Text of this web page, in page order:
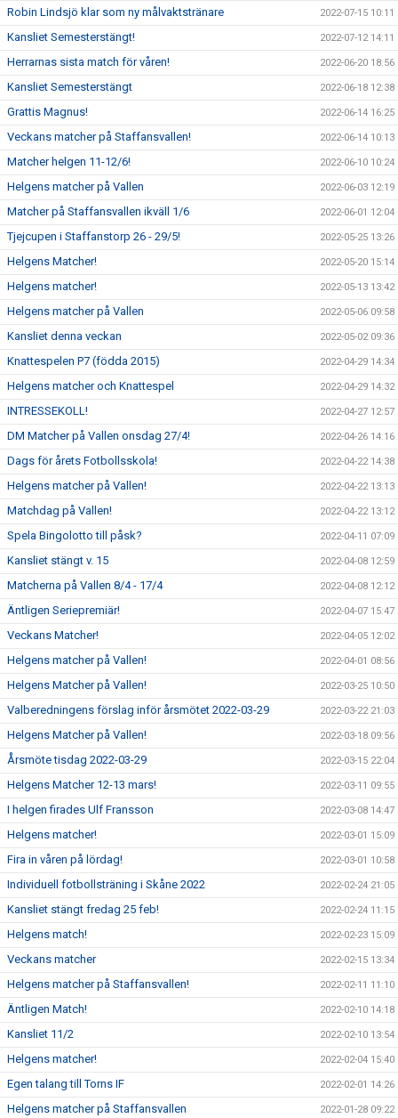
Robin Lindsjö klar som ny målvaktstränare 2022-07-15 10:11
Kansliet Semesterstängt! 2022-07-12 14:11
Herrarnas sista match för våren! 2022-06-20 18:56
Kansliet Semesterstängt 2022-06-18 12:38
Grattis Magnus! 2022-06-14 16:25
Veckans matcher på Staffansvallen! 2022-06-14 10:13
Matcher helgen 11-12/6! 2022-06-10 10:24
Helgens matcher på Vallen 2022-06-03 12:19
Matcher på Staffansvallen ikväll 1/6 2022-06-01 12:04
Tjejcupen i Staffanstorp 26 - 29/5! 2022-05-25 13:26
Helgens Matcher! 2022-05-20 15:14
Helgens matcher! 2022-05-13 13:42
Helgens matcher på Vallen 2022-05-06 09:58
Kansliet denna veckan 2022-05-02 09:36
Knattespelen P7 (födda 2015) 2022-04-29 14:34
Helgens matcher och Knattespel 2022-04-29 14:32
INTRESSEKOLL! 2022-04-27 12:57
DM Matcher på Vallen onsdag 27/4! 2022-04-26 14:16
Dags för årets Fotbollsskola! 2022-04-22 14:38
Helgens matcher på Vallen! 2022-04-22 13:13
Matchdag på Vallen! 2022-04-22 13:12
Spela Bingolotto till påsk? 2022-04-11 07:09
Kansliet stängt v. 15 2022-04-08 12:59
Matcherna på Vallen 8/4 - 17/4 2022-04-08 12:12
Äntligen Seriepremiär! 2022-04-07 15:47
Veckans Matcher! 2022-04-05 12:02
Helgens matcher på Vallen! 2022-04-01 08:56
Helgens Matcher på Vallen! 2022-03-25 10:50
Valberedningens förslag inför årsmötet 2022-03-29 2022-03-22 21:03
Helgens Matcher på Vallen! 2022-03-18 09:56
Årsmöte tisdag 2022-03-29 2022-03-15 22:04
Helgens Matcher 12-13 mars! 2022-03-11 09:55
I helgen firades Ulf Fransson 2022-03-08 14:47
Helgens matcher! 2022-03-01 15:09
Fira in våren på lördag! 2022-03-01 10:58
Individuell fotbollsträning i Skåne 2022 2022-02-24 21:05
Kansliet stängt fredag 25 feb! 2022-02-24 11:15
Helgens match! 2022-02-23 15:09
Veckans matcher 2022-02-15 13:34
Helgens matcher på Staffansvallen! 2022-02-11 11:10
Äntligen Match! 2022-02-10 14:18
Kansliet 11/2 2022-02-10 13:54
Helgens matcher! 2022-02-04 15:40
Egen talang till Torns IF 2022-02-01 14:26
Helgens matcher på Staffansvallen 2022-01-28 09:22